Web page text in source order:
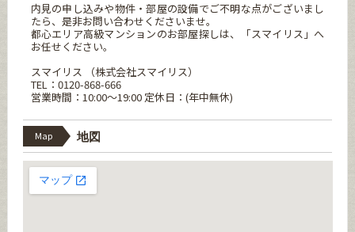
内見の申し込みや物件・部屋の設備でご不明な点がございまし
たら、是非お問い合わせくださいませ。
都心エリア高級マンションのお部屋探しは、「スマイリス」へ
お任せください。
スマイリス （株式会社スマイリス）
TEL：0120-868-666
営業時間：10:00～19:00 定休日：(年中無休)
Map 地図